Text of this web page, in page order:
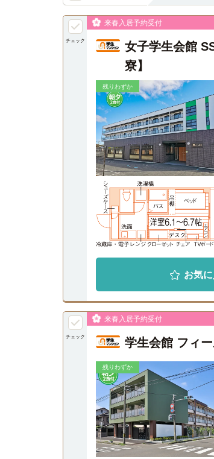
チェック
来春入居予約受付
女子学生会館
寮】
残りわずか
お気に
チェック
来春入居予約受付
学生会館 フィ
残りわずか